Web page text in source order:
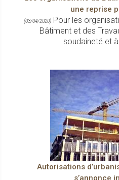
une reprise
(03/04/2020) Pour les
Bâtiment et des
soudaineté et à
Autorisations
s’annonce